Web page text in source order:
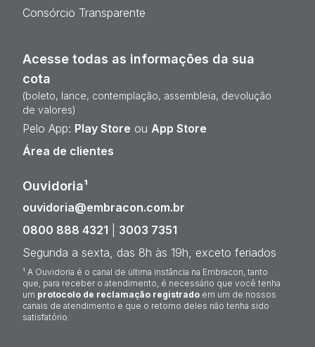
Consórcio Transparente
Acesse todas as informações da sua
cota
(boleto, lance, contemplação, assembleia, devolução
de valores)
Pelo App: Play Store ou App Store
Área de clientes
Ouvidoria¹
ouvidoria@embracon.com.br
0800 888 4321
3003 7351
Segunda a sexta, das 8h às 19h, exceto feriados
¹ A Ouvidoria é o canal de última instância na Embracon, tanto
que, para receber o atendimento, é necessário que você tenha
um protocolo de reclamação registrado em um de nossos
canais de atendimento e que o retorno deles não tenha sido
satisfatório.